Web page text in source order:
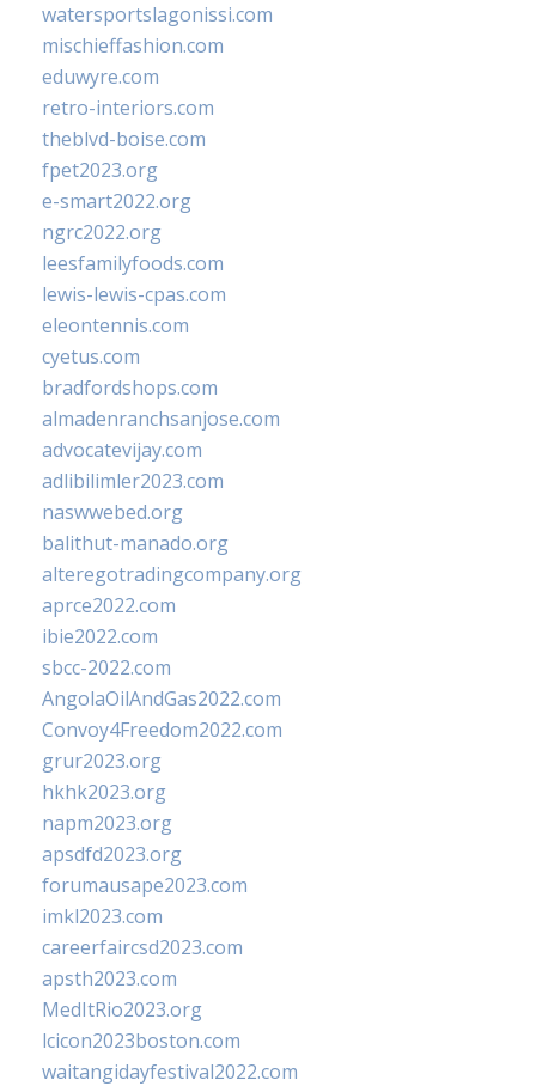
watersportslagonissi.com
mischieffashion.com
eduwyre.com
retro-interiors.com
theblvd-boise.com
fpet2023.org
e-smart2022.org
ngrc2022.org
leesfamilyfoods.com
lewis-lewis-cpas.com
eleontennis.com
cyetus.com
bradfordshops.com
almadenranchsanjose.com
advocatevijay.com
adlibilimler2023.com
naswwebed.org
balithut-manado.org
alteregotradingcompany.org
aprce2022.com
ibie2022.com
sbcc-2022.com
AngolaOilAndGas2022.com
Convoy4Freedom2022.com
grur2023.org
hkhk2023.org
napm2023.org
apsdfd2023.org
forumausape2023.com
imkl2023.com
careerfaircsd2023.com
apsth2023.com
MedItRio2023.org
lcicon2023boston.com
waitangidayfestival2022.com